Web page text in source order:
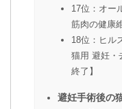
17位：オー
筋肉の健康
18位：ヒル
猫用 避妊・
終了】
避妊手術後の